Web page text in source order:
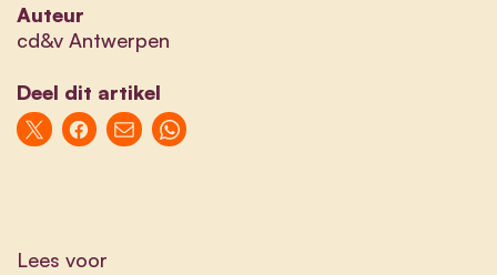
Auteur
cd&v Antwerpen
Deel dit artikel
Lees voor